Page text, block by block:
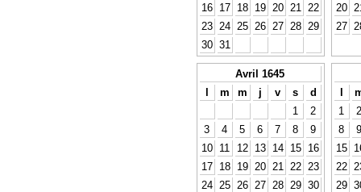
16
17 18 19 20 21
22
23
24 25 26 27 28
29
30 31
20
27
Avril 1645
l
m m j v s
d
1
2
3
4 5 6 7 8
9
10
11 12 13 14 15
16
17
18 19 20 21 22
23
24
25 26 27 28 29 30
l
1
2
8
9
15
22
29